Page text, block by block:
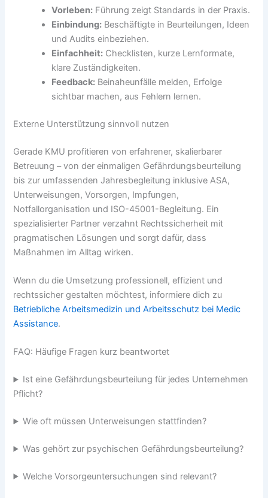
Vorleben: Führung zeigt Standards in der Praxis.
Einbindung: Beschäftigte in Beurteilungen, Ideen
und Audits einbeziehen.
Einfachheit: Checklisten, kurze Lernformate,
klare Zuständigkeiten.
Feedback: Beinaheunfälle melden, Erfolge
sichtbar machen, aus Fehlern lernen.
Externe Unterstützung sinnvoll nutzen
Gerade KMU profitieren von erfahrener, skalierbarer
Betreuung – von der einmaligen Gefährdungsbeurteilung
bis zur umfassenden Jahresbegleitung inklusive ASA,
Unterweisungen, Vorsorgen, Impfungen,
Notfallorganisation und ISO-45001-Begleitung. Ein
spezialisierter Partner verzahnt Rechtssicherheit mit
pragmatischen Lösungen und sorgt dafür, dass
Maßnahmen im Alltag wirken.
Wenn du die Umsetzung professionell, effizient und
rechtssicher gestalten möchtest, informiere dich zu
Betriebliche Arbeitsmedizin und Arbeitsschutz bei Medic
Assistance.
FAQ: Häufige Fragen kurz beantwortet
Ist eine Gefährdungsbeurteilung für jedes Unternehmen
Pflicht?
Wie oft müssen Unterweisungen stattfinden?
Was gehört zur psychischen Gefährdungsbeurteilung?
Welche Vorsorgeuntersuchungen sind relevant?